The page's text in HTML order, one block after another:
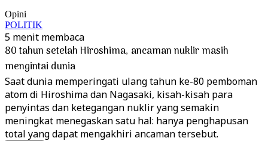
Opini
POLITIK
5 menit membaca
80 tahun setelah Hiroshima, ancaman nuklir masih
mengintai dunia
Saat dunia memperingati ulang tahun ke-80 pemboman
atom di Hiroshima dan Nagasaki, kisah-kisah para
penyintas dan ketegangan nuklir yang semakin
meningkat menegaskan satu hal: hanya penghapusan
total yang dapat mengakhiri ancaman tersebut.